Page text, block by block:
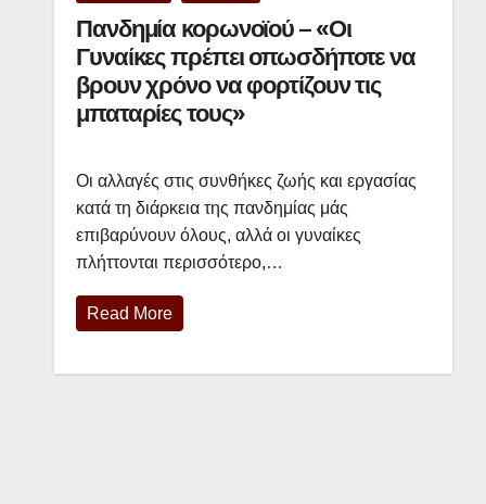
Πανδημία κορωνοϊού – «Οι
Γυναίκες πρέπει οπωσδήποτε να
βρουν χρόνο να φορτίζουν τις
μπαταρίες τους»
Οι αλλαγές στις συνθήκες ζωής και εργασίας
κατά τη διάρκεια της πανδημίας μάς
επιβαρύνουν όλους, αλλά οι γυναίκες
πλήττονται περισσότερο,…
Read More